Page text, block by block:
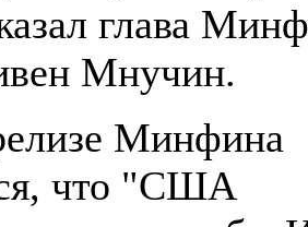
глава
Мнучин.
Минфина
что "США